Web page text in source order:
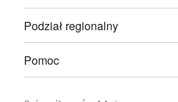
Podział regionalny
Pomoc